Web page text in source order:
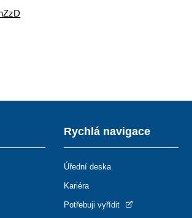
Rychlá navigace
Úřední deska
Kariéra
Potřebuji vyřídit